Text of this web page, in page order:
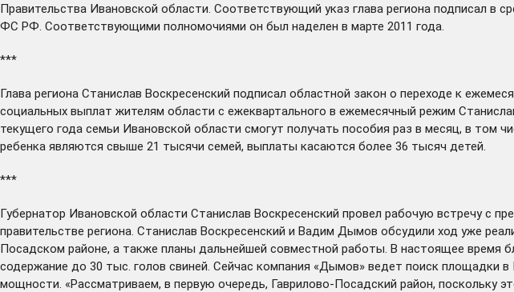
Правительства Ивановской области. Соответствующий указ глава региона подписал в
ФС РФ. Соответствующими полномочиями он был наделен в марте 2011 года.
***
Глава региона Станислав Воскресенский подписал областной закон о переходе к
социальных выплат жителям области с ежеквартального в ежемесячный режим
текущего года семьи Ивановской области смогут получать пособия раз в месяц, в том
ребенка являются свыше 21 тысячи семей, выплаты касаются более 36 тысяч детей.
***
Губернатор Ивановской области Станислав Воскресенский провел рабочую встречу с
правительстве региона. Станислав Воскресенский и Вадим Дымов обсудили ход уже
Посадском районе, а также планы дальнейшей совместной работы. В настоящее время
содержание до 30 тыс. голов свиней. Сейчас компания «Дымов» ведет поиск площадки
мощности. «Рассматриваем, в первую очередь, Гаврилово-Посадский район, поскольку